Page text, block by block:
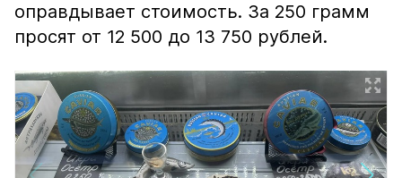
оправдывает стоимость. За 250 грамм
просят от 12 500 до 13 750 рублей.